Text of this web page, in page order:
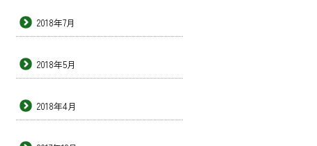
2018年7月
2018年5月
2018年4月